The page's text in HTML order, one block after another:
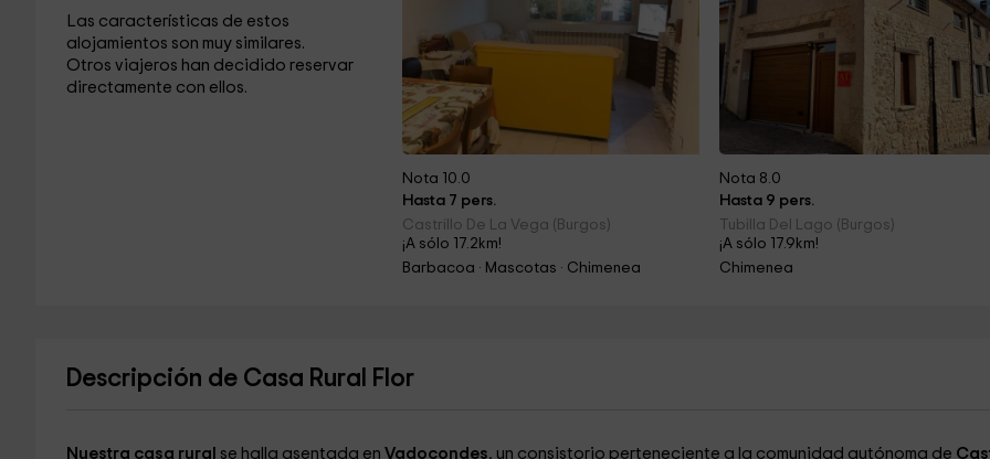
Las características de estos
alojamientos son muy similares.
Otros viajeros han decidido reservar
directamente con ellos.
Nota 10.0
Hasta 7 pers.
Castrillo De La Vega (Burgos)
¡A sólo 17.2km!
Barbacoa · Mascotas · Chimenea
Nota 8.0
Hasta 9 pers.
Tubilla Del Lago (Burgos)
¡A sólo 17.9km!
Chimenea
Descripción de Casa Rural Flor
Nuestra casa rural se halla asentada en Vadocondes, un consistorio perteneciente a la comunidad autónoma de